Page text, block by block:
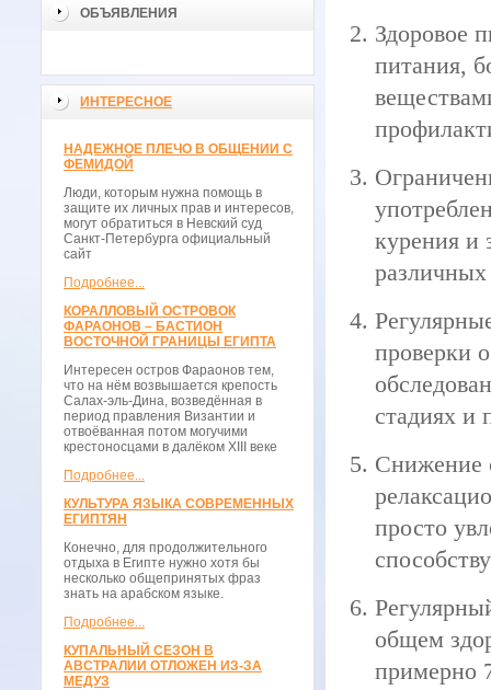
ОБЪЯВЛЕНИЯ
ИНТЕРЕСНОЕ
НАДЕЖНОЕ ПЛЕЧО В ОБЩЕНИИ С
ФЕМИДОЙ
Люди, которым нужна помощь в
защите их личных прав и интересов,
могут обратиться в Невский суд
Санкт-Петербурга официальный
сайт
Подробнее...
КОРАЛЛОВЫЙ ОСТРОВОК
ФАРАОНОВ – БАСТИОН
ВОСТОЧНОЙ ГРАНИЦЫ ЕГИПТА
Интересен остров Фараонов тем,
что на нём возвышается крепость
Салах-эль-Дина, возведённая в
период правления Византии и
отвоёванная потом могучими
крестоносцами в далёком XIII веке
Подробнее...
КУЛЬТУРА ЯЗЫКА СОВРЕМЕННЫХ
ЕГИПТЯН
Конечно, для продолжительного
отдыха в Египте нужно хотя бы
несколько общепринятых фраз
знать на арабском языке.
Подробнее...
КУПАЛЬНЫЙ СЕЗОН В
АВСТРАЛИИ ОТЛОЖЕН ИЗ-ЗА
МЕДУЗ
Здоровое
питания,
курения и
различных
проверки
стадиях и
Снижение
просто
общем
примерно